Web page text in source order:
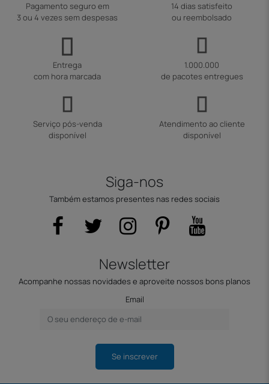
Pagamento seguro em
3 ou 4 vezes sem despesas
14 dias satisfeito
ou reembolsado
Entrega
com hora marcada
1.000.000
de pacotes entregues
Serviço pós-venda
disponível
Atendimento ao cliente
disponível
Siga-nos
Também estamos presentes nas redes sociais
Newsletter
Acompanhe nossas novidades e aproveite nossos bons planos
Email
Se inscrever